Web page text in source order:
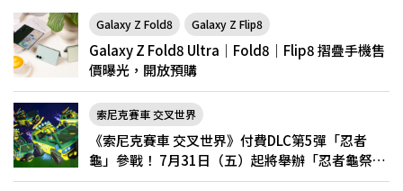
Galaxy Z Fold8 Galaxy Z Flip8
Galaxy Z Fold8 Ultra｜Fold8｜Flip8 摺疊手機售
價曝光，開放預購
索尼克賽車 交叉世界
《索尼克賽車 交叉世界》付費DLC第5彈「忍者
龜」參戰！ 7月31日（五）起將舉辦「忍者龜祭
典」